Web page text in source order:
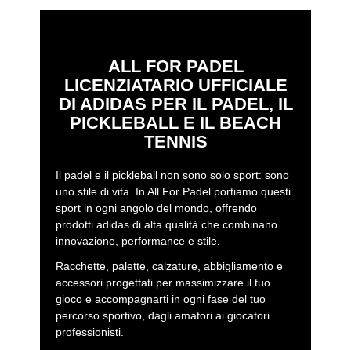
ALL FOR PADEL
LICENZIATARIO UFFICIALE
DI ADIDAS PER IL PADEL, IL
PICKLEBALL E IL BEACH
TENNIS
Il padel e il pickleball non sono solo sport: sono
uno stile di vita. In All For Padel portiamo questi
sport in ogni angolo del mondo, offrendo
prodotti adidas di alta qualità che combinano
innovazione, performance e stile.
Racchette, palette, calzature, abbigliamento e
accessori progettati per massimizzare il tuo
gioco e accompagnarti in ogni fase del tuo
percorso sportivo, dagli amatori ai giocatori
professionisti.